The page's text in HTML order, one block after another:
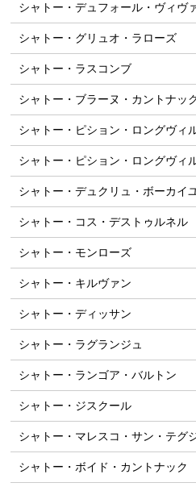
シャトー・デュフォール・ヴィヴ
シャトー・グリュオ・ラローズ
シャトー・ラスコンブ
シャトー・ブラーヌ・カントナッ
シャトー・ピション・ロングヴィ
シャトー・ピション・ロングヴィ
シャトー・デュクリュ・ボーカイ
シャトー・コス・デストゥルネル
シャトー・モンローズ
シャトー・キルヴァン
シャトー・ディッサン
シャトー・ラグランジュ
シャトー・ランゴア・バルトン
シャトー・ジスクール
シャトー・マレスコ・サン・テグ
シャトー・ボイド・カントナック